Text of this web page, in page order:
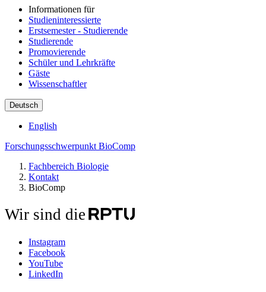
Informationen für
Studieninteressierte
Erstsemester - Studierende
Studierende
Promovierende
Schüler und Lehrkräfte
Gäste
Wissenschaftler
Deutsch
English
Forschungsschwerpunkt BioComp
Fachbereich Biologie
Kontakt
BioComp
Wir sind die
Instagram
Facebook
YouTube
LinkedIn